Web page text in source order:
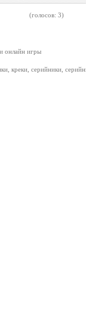
(голосов: 3)
онлайн игры
креки, серийники,